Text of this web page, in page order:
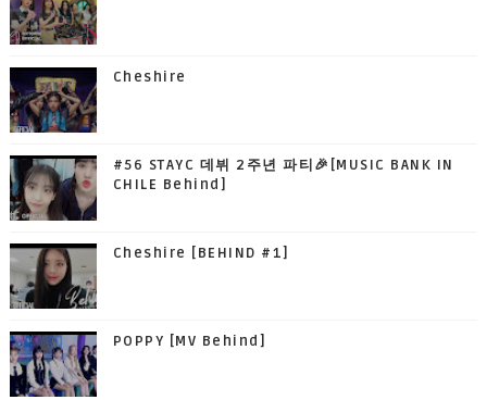
Cheshire
#56 STAYC 데뷔 2주년 파티🎉[MUSIC BANK IN
CHILE Behind]
Cheshire [BEHIND #1]
POPPY [MV Behind]